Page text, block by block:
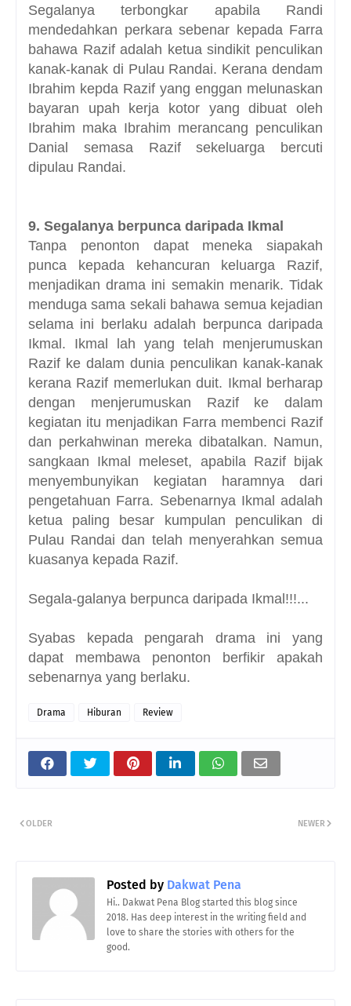
Segalanya terbongkar apabila Randi
mendedahkan perkara sebenar kepada Farra
bahawa Razif adalah ketua sindikit penculikan
kanak-kanak di Pulau Randai. Kerana dendam
Ibrahim kepda Razif yang enggan melunaskan
bayaran upah kerja kotor yang dibuat oleh
Ibrahim maka Ibrahim merancang penculikan
Danial semasa Razif sekeluarga bercuti
dipulau Randai.
9. Segalanya berpunca daripada Ikmal
Tanpa penonton dapat meneka siapakah
punca kepada kehancuran keluarga Razif,
menjadikan drama ini semakin menarik. Tidak
menduga sama sekali bahawa semua kejadian
selama ini berlaku adalah berpunca daripada
Ikmal. Ikmal lah yang telah menjerumuskan
Razif ke dalam dunia penculikan kanak-kanak
kerana Razif memerlukan duit. Ikmal berharap
dengan menjerumuskan Razif ke dalam
kegiatan itu menjadikan Farra membenci Razif
dan perkahwinan mereka dibatalkan. Namun,
sangkaan Ikmal meleset, apabila Razif bijak
menyembunyikan kegiatan haramnya dari
pengetahuan Farra. Sebenarnya Ikmal adalah
ketua paling besar kumpulan penculikan di
Pulau Randai dan telah menyerahkan semua
kuasanya kepada Razif.
Segala-galanya berpunca daripada Ikmal!!!...
Syabas kepada pengarah drama ini yang
dapat membawa penonton berfikir apakah
sebenarnya yang berlaku.
Drama Hiburan Review
NEWER
OLDER
Posted by Dakwat Pena
Hi.. Dakwat Pena Blog started this blog since
2018. Has deep interest in the writing field and
love to share the stories with others for the
good.